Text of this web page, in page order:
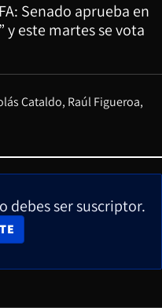
Senado aprueba en
y este martes se vota
Cataldo Raúl Figueroa
debes ser suscriptor.
WINDOW